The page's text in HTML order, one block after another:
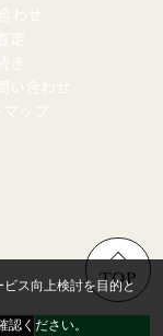
わせ
定
き
い合わせ
ップ
TOP
ス向上検討を目的と
認ください。